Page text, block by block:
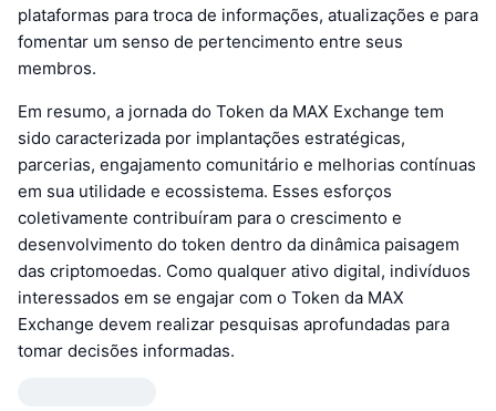
plataformas para troca de informações, atualizações e para
fomentar um senso de pertencimento entre seus
membros.
Em resumo, a jornada do Token da MAX Exchange tem
sido caracterizada por implantações estratégicas,
parcerias, engajamento comunitário e melhorias contínuas
em sua utilidade e ecossistema. Esses esforços
coletivamente contribuíram para o crescimento e
desenvolvimento do token dentro da dinâmica paisagem
das criptomoedas. Como qualquer ativo digital, indivíduos
interessados em se engajar com o Token da MAX
Exchange devem realizar pesquisas aprofundadas para
tomar decisões informadas.